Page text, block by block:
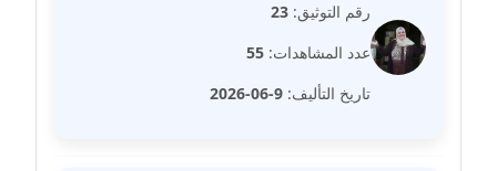
عاملة
رقم التوثيق: 23
عدد المشاهدات: 55
تاريخ التأليف: 9-06-2026